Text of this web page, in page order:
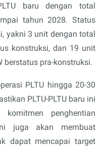
baru dengan total
tahun 2028. Status
yakni 3 unit dengan total
konstruksi, dan 19 unit
berstatus pra-konstruksi.
PLTU hingga 20-30
PLTU-PLTU baru ini
penghentian
juga akan membuat
dapat mencapai target